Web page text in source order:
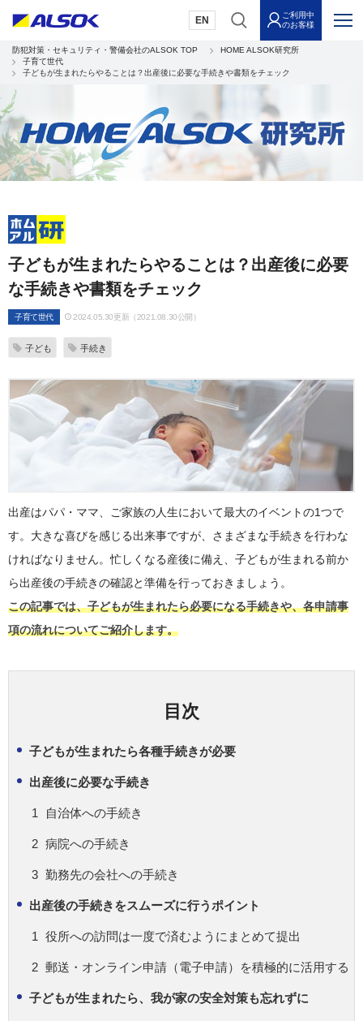
EN
ご利用中
のお客様
防犯対策・セキュリティ・警備会社のALSOK TOP
HOME ALSOK研究所
子育て世代
子どもが生まれたらやることは？出産後に必要な手続きや書類をチェック
子どもが生まれたらやることは？出産後に必要
な手続きや書類をチェック
子育て世代 2024.05.30更新（2021.08.30公開）
子ども 手続き
出産はパパ・ママ、ご家族の人生において最大のイベントの1つで
す。大きな喜びを感じる出来事ですが、さまざまな手続きを行わな
ければなりません。忙しくなる産後に備え、子どもが生まれる前か
ら出産後の手続きの確認と準備を行っておきましょう。
この記事では、子どもが生まれたら必要になる手続きや、各申請事
項の流れについてご紹介します。
目次
子どもが生まれたら各種手続きが必要
出産後に必要な手続き
自治体への手続き
病院への手続き
勤務先の会社への手続き
出産後の手続きをスムーズに行うポイント
役所への訪問は一度で済むようにまとめて提出
郵送・オンライン申請（電子申請）を積極的に活用する
子どもが生まれたら、我が家の安全対策も忘れずに